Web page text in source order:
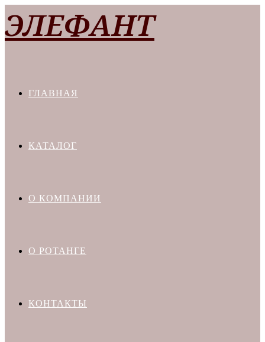
к
содержимому
ЭЛЕФАНТ
ГЛАВНАЯ
КАТАЛОГ
О КОМПАНИИ
О РОТАНГЕ
КОНТАКТЫ